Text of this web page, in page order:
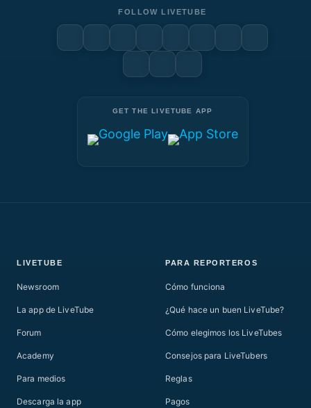
FOLLOW LIVETUBE
GET THE LIVETUBE APP
LIVETUBE
Newsroom
La app de LiveTube
Forum
Academy
Para medios
Descarga la app
PARA REPORTEROS
Cómo funciona
¿Qué hace un buen LiveTube?
Cómo elegimos los LiveTubes
Consejos para LiveTubers
Reglas
Pagos